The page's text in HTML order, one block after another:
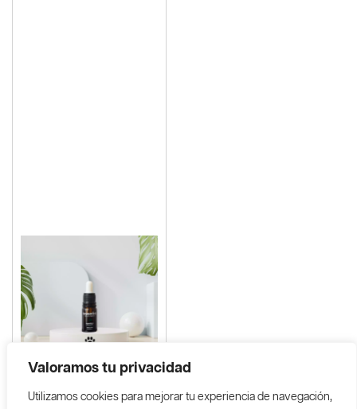
Valoramos tu privacidad
Utilizamos cookies para mejorar tu experiencia de navegación,